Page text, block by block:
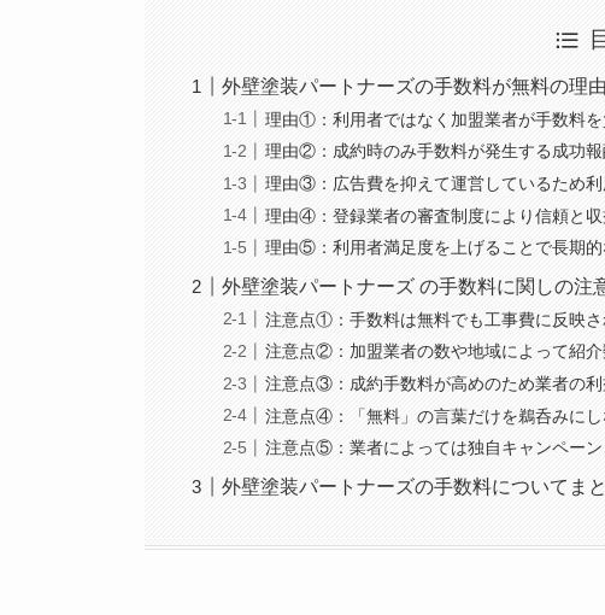
外壁塗装パートナーズの手数料が無料の理
理由①：利用者ではなく加盟業者が手数料
理由②：成約時のみ手数料が発生する成功
理由③：広告費を抑えて運営しているため
理由④：登録業者の審査制度により信頼と収
理由⑤：利用者満足度を上げることで長期
外壁塗装パートナーズ の手数料に関しの注
注意点①：手数料は無料でも工事費に反映さ
注意点②：加盟業者の数や地域によって紹
注意点③：成約手数料が高めのため業者の
注意点④：「無料」の言葉だけを鵜呑みに
注意点⑤：業者によっては独自キャンペー
外壁塗装パートナーズの手数料についてま